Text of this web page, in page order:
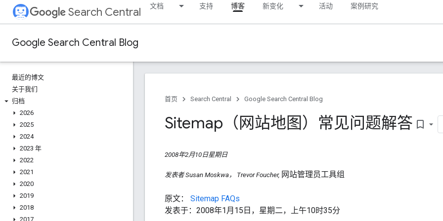
Search Central 文档 支持 博客 新变化 活动 案例研究
Google Search Central Blog
最近的博文
关于我们
归档
2026
2025
2024
2023 年
2022
2021
2020
2019
2018
2017
首页 Search Central Google Search Central Blog
Sitemap（网站地图）常见问题解答 bookmark_border
2008年2月10日星期日
发表者 Susan Moskwa， Trevor Foucher, 网站管理员工具组
原文： Sitemap FAQs
发表于：2008年1月15日，星期二，上午10时35分